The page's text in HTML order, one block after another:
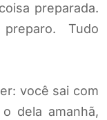
preparada.
Tudo
você sai com
dela amanhã,